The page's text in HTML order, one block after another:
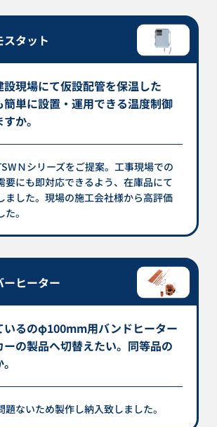
タット
現場にて仮設配管を保温した
簡単に設置・運用できる温度制御
か。
Ｎシリーズをご提案。工事現場での
要にも即対応できるよう、在庫品にて
ました。現場の施工会社様から高評価
。
ーヒーター
いるのφ100mm用バンドヒーター
ーの製品へ切替えたい。同等品の
題ないため製作し納入致しました。